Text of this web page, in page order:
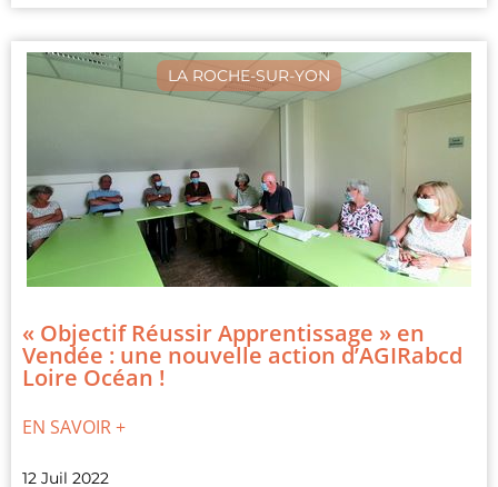
LA ROCHE-SUR-YON
« Objectif Réussir Apprentissage » en
Vendée : une nouvelle action d’AGIRabcd
Loire Océan !
EN SAVOIR +
12 Juil 2022